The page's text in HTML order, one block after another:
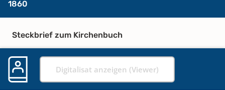
1860
Steckbrief zum Kirchenbuch
Digitalisat anzeigen (Viewer)